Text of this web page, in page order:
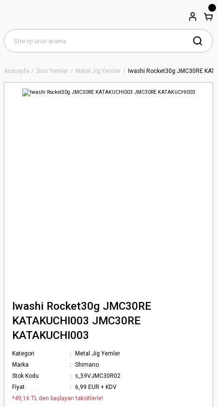
Anasayfa Suni Yemler Metal Jig Yemler Iwashi Rocket30g JMC30RE
Iwashi Rocket30g JMC30RE
KATAKUCHI003 JMC30RE
KATAKUCHI003
Kategori
Metal Jig Yemler
Marka
Shimano
Stok Kodu
s_59VJMC30R02
Fiyat
6,99 EUR + KDV
*49,16 TL den başlayan taksitlerle!